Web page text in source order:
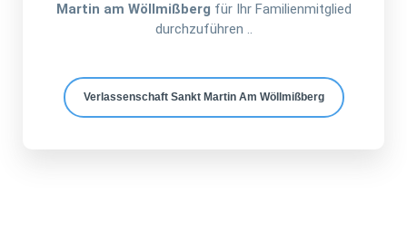
Martin am Wöllmißberg für Ihr Familienmitglied
durchzuführen ..
Verlassenschaft Sankt Martin Am Wöllmißberg